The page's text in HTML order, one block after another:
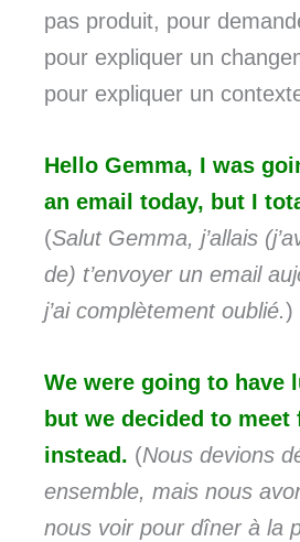
pas produit, pour
pour expliquer un
pour expliquer un
Hello Gemma, I was
an email today, but I
(Salut Gemma, j’allais
de) t’envoyer un email
j’ai complètement oublié.)
We were going to have
but we decided to
instead. (Nous devions
ensemble, mais nous
nous voir pour dîner à la